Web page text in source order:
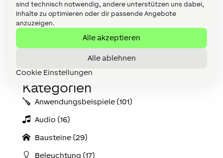
sind technisch notwendig, andere unterstützen uns dabei,
Inhalte zu optimieren oder dir passende Angebote
anzuzeigen.
Alle akzeptieren
Alle ablehnen
Cookie Einstellungen
In den vergangenen 17 Jahren haben wir die Marke
LOXONE sorgfältig aufgebaut – Schritt für Schritt,
von der ersten Idee bis zu einem System, das
dieser Zeit ist LOXONE stark gewachsen:
technologisch, organisatorisch...
« Ältere Einträge
Kategorien
Anwendungs­­­beispiele (101)
Audio (16)
Bausteine (29)
Beleuchtung (17)